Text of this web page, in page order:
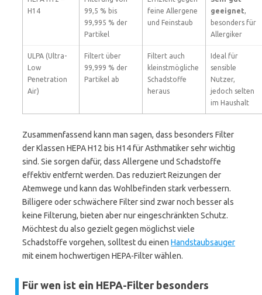
H14
99,5 % bis
99,995 % der
Partikel
feine Allergene
und Feinstaub
geeignet,
besonders für
Allergiker
ULPA (Ultra-
Low
Penetration
Air)
Filtert über
99,999 % der
Partikel ab
Filtert auch
kleinstmögliche
Schadstoffe
heraus
Ideal für
sensible
Nutzer,
jedoch selten
im Haushalt
Zusammenfassend kann man sagen, dass besonders Filter
der Klassen HEPA H12 bis H14 für Asthmatiker sehr wichtig
sind. Sie sorgen dafür, dass Allergene und Schadstoffe
effektiv entfernt werden. Das reduziert Reizungen der
Atemwege und kann das Wohlbefinden stark verbessern.
Billigere oder schwächere Filter sind zwar noch besser als
keine Filterung, bieten aber nur eingeschränkten Schutz.
Möchtest du also gezielt gegen möglichst viele
Schadstoffe vorgehen, solltest du einen Handstaubsauger
mit einem hochwertigen HEPA-Filter wählen.
Für wen ist ein HEPA-Filter besonders